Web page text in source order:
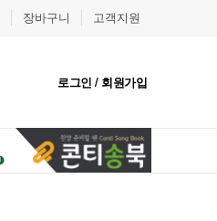
장바구니 고객지원
로그인 / 회원가입